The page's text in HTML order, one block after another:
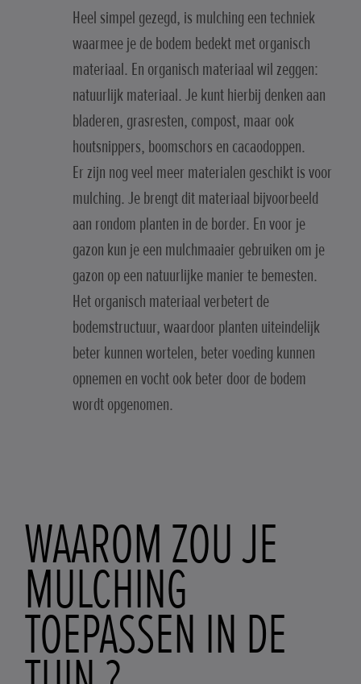
Heel simpel gezegd, is mulching een techniek
waarmee je de bodem bedekt met organisch
materiaal. En organisch materiaal wil zeggen:
natuurlijk materiaal. Je kunt hierbij denken aan
bladeren, grasresten, compost, maar ook
houtsnippers, boomschors en cacaodoppen.
Er zijn nog veel meer materialen geschikt is voor
mulching. Je brengt dit materiaal bijvoorbeeld
aan rondom planten in de border. En voor je
gazon kun je een mulchmaaier gebruiken om je
gazon op een natuurlijke manier te bemesten.
Het organisch materiaal verbetert de
bodemstructuur, waardoor planten uiteindelijk
beter kunnen wortelen, beter voeding kunnen
opnemen en vocht ook beter door de bodem
wordt opgenomen.
WAAROM ZOU JE
MULCHING
TOEPASSEN IN DE